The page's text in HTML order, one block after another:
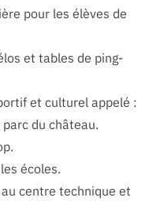
pour les élèves de
et tables de ping-
et culturel appelé :
parc du château.
écoles.
centre technique et